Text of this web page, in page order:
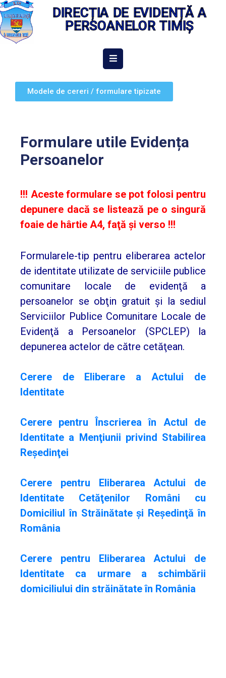
DIRECȚIA DE EVIDENȚĂ A
PERSOANELOR TIMIȘ
DESPRE
NOI
INTERES
PUBLIC
INSTITUȚIONALĂ
EVIDENȚA
PERSOANELOR
CIVILĂ
Modele de cereri / formulare tipizate
Formulare utile Evidența
Persoanelor
!!! Aceste formulare se pot folosi pentru
depunere dacă se listează pe o singură
foaie de hârtie A4, faţă şi verso !!!
Formularele-tip pentru eliberarea actelor
de identitate utilizate de serviciile publice
comunitare locale de evidenţă a
persoanelor se obţin gratuit şi la sediul
Serviciilor Publice Comunitare Locale de
Evidenţă a Persoanelor (SPCLEP) la
depunerea actelor de către cetăţean.
Cerere de Eliberare a Actului de
Identitate
Cerere pentru Înscrierea în Actul de
Identitate a Menţiunii privind Stabilirea
Reşedinţei
Cerere pentru Eliberarea Actului de
Identitate Cetăţenilor Români cu
Domiciliul în Străinătate şi Reşedinţă în
România
Cerere pentru Eliberarea Actului de
Identitate ca urmare a schimbării
domiciliului din străinătate în România